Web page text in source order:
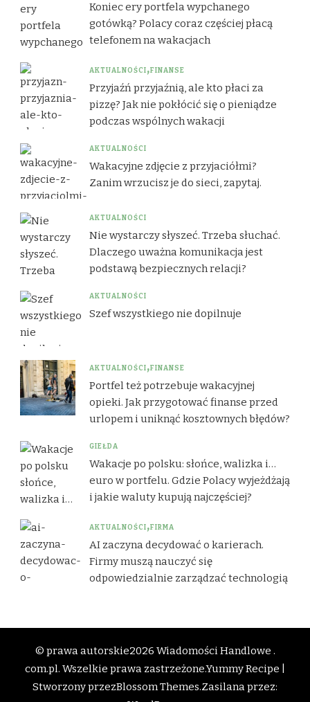
Koniec ery portfela wypchanego
gotówką? Polacy coraz częściej płacą
telefonem na wakacjach
AKTUALNOŚCI FINANSE
Przyjaźń przyjaźnią, ale kto płaci za
pizzę? Jak nie pokłócić się o pieniądze
podczas wspólnych wakacji
AKTUALNOŚCI
Wakacyjne zdjęcie z przyjaciółmi?
Zanim wrzucisz je do sieci, zapytaj.
AKTUALNOŚCI
Nie wystarczy słyszeć. Trzeba słuchać.
Dlaczego uważna komunikacja jest
podstawą bezpiecznych relacji?
AKTUALNOŚCI
Szef wszystkiego nie dopilnuje
AKTUALNOŚCI FINANSE
Portfel też potrzebuje wakacyjnej
opieki. Jak przygotować finanse przed
urlopem i uniknąć kosztownych błędów?
GIEŁDA
Wakacje po polsku: słońce, walizka i…
euro w portfelu. Gdzie Polacy wyjeżdżają
i jakie waluty kupują najczęściej?
AKTUALNOŚCI FIRMA
AI zaczyna decydować o karierach.
Firmy muszą nauczyć się
odpowiedzialnie zarządzać technologią
© prawa autorskie2026 Wiadomości Handlowe .
com.pl. Wszelkie prawa zastrzeżone.Yummy Recipe |
Stworzony przezBlossom Themes.Zasilana przez: